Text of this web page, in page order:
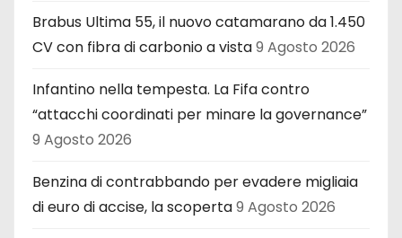
Brabus Ultima 55, il nuovo catamarano da 1.450
CV con fibra di carbonio a vista9 Agosto 2026
Infantino nella tempesta. La Fifa contro
“attacchi coordinati per minare la governance”
9 Agosto 2026
Benzina di contrabbando per evadere migliaia
di euro di accise, la scoperta9 Agosto 2026